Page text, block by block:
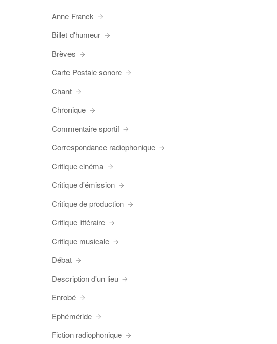
Anne Franck
Billet d'humeur
Brèves
Carte Postale sonore
Chant
Chronique
Commentaire sportif
Correspondance radiophonique
Critique cinéma
Critique d'émission
Critique de production
Critique littéraire
Critique musicale
Débat
Description d'un lieu
Enrobé
Ephéméride
Fiction radiophonique